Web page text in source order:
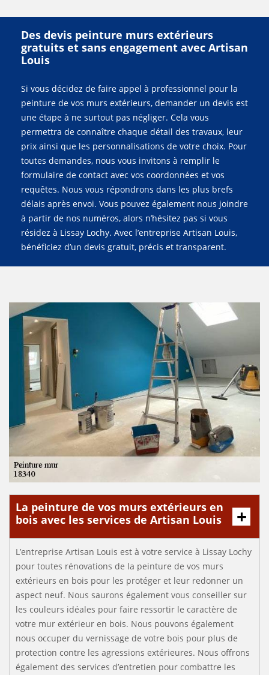
Des devis peinture murs extérieurs
gratuits et sans engagement avec Artisan
Louis
Si vous décidez de faire appel à professionnel pour la
peinture de vos murs extérieurs, demander un devis est
une étape à ne surtout pas négliger. Cela vous
permettra de connaître chaque détail des travaux, leur
prix ainsi que les personnalisations de votre choix. Pour
toutes demandes, nous vous invitons à remplir le
formulaire de contact avec vos coordonnées et vos
requêtes. Nous vous répondrons dans les plus brefs
délais après envoi. Vous pouvez également nous joindre
à partir de nos numéros, alors n’hésitez pas si vous
résidez à Lissay Lochy. Avec l’entreprise Artisan Louis,
bénéficiez d’un devis gratuit, précis et transparent.
La peinture de vos murs extérieurs en
bois avec les services de Artisan Louis
L’entreprise Artisan Louis est à votre service à Lissay Lochy
pour toutes rénovations de la peinture de vos murs
extérieurs en bois pour les protéger et leur redonner un
aspect neuf. Nous saurons également vous conseiller sur
les couleurs idéales pour faire ressortir le caractère de
votre mur extérieur en bois. Nous pouvons également
nous occuper du vernissage de votre bois pour plus de
protection contre les agressions extérieures. Nous offrons
également des services d’entretien pour combattre les